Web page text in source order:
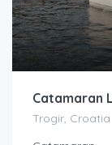
Catamaran
Trogir, Croatia